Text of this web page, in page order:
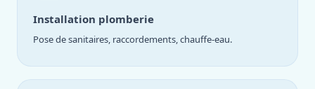
Installation plomberie
Pose de sanitaires, raccordements, chauffe-eau.